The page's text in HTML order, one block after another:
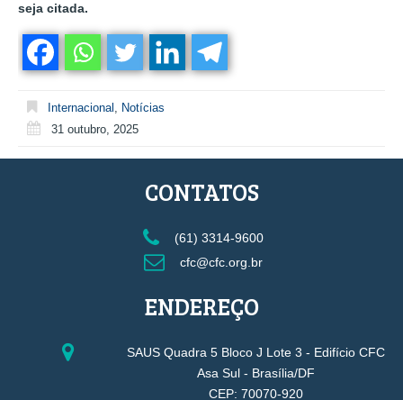
seja citada.
Internacional , Notícias
31 outubro, 2025
CONTATOS
(61) 3314-9600
cfc@cfc.org.br
ENDEREÇO
SAUS Quadra 5 Bloco J Lote 3 - Edifício CFC
Asa Sul - Brasília/DF
CEP: 70070-920